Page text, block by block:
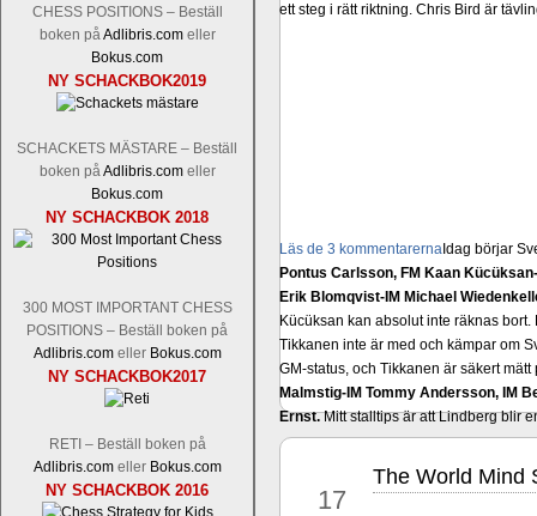
CHESS POSITIONS – Beställ
boken påAdlibris.comeller
Bokus.com
NY SCHACKBOK2019
SCHACKETS MÄSTARE – Beställ
boken påAdlibris.comeller
Bokus.com
NY SCHACKBOK 2018
300 MOST IMPORTANT CHESS
POSITIONS – Beställ boken på
Adlibris.comeller Bokus.com
NY SCHACKBOK2017
RETI – Beställ boken på
Adlibris.comeller Bokus.com
NY SCHACKBOK 2016
ett steg i rätt riktning. Chris Bird är
Läs de 3 kommentarerna Idag börjar
Pontus Carlsson, FM Kaan
Erik Blomqvist-IM Michael
Kücüksan kan absolut inte räknas
Tikkanen inte är med och kämpar om
GM-status, och Tikkanen är säkert
Malmstig-IM Tommy Andersson, IM
Ernst.Mitt stalltips är att Lindberg blir
17
The World Mind